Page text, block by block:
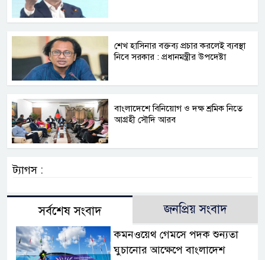
শেখ হাসিনার বক্তব্য প্রচার করলেই ব্যবস্থা
নিবে সরকার : প্রধানমন্ত্রীর উপদেষ্টা
বাংলাদেশে বিনিয়োগ ও দক্ষ শ্রমিক নিতে
আগ্রহী সৌদি আরব
ট্যাগস :
সর্বশেষ সংবাদ জনপ্রিয় সংবাদ
কমনওয়েথ গেমসে পদক শুন্যতা
ঘুচানোর আক্ষেপে বাংলাদেশ